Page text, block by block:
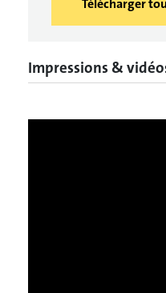
Télécharger
Impressions &